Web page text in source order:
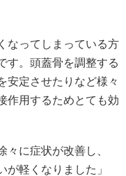
なってしまっている方
す。頭蓋骨を調整する
安定させたりなど様々
作用するためとても効
に症状が改善し、
が軽くなりました」